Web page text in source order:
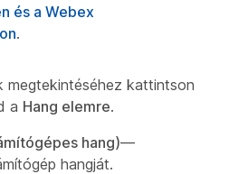
és a Webex
.
megtekintéséhez kattintson
a Hang elemre.
hang)—
hangját.